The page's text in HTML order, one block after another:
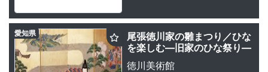
尾張徳川家の雛まつり／ひな
を楽しむ—旧家のひな祭り—
徳川美術館
愛知県